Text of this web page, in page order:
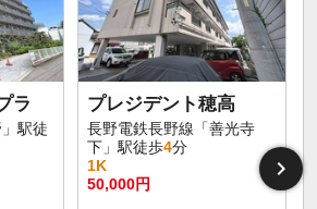
ラ
駅徒
プレジデント穂高
長野電鉄長野線「善光寺
下」駅徒歩4分
1K
50,000円